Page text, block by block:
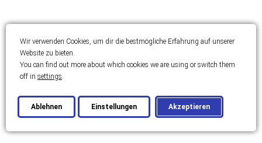
Wir verwenden Cookies, um dir die bestmögliche Erfahrung auf unserer
Website zu bieten.
You can find out more about which cookies we are using or switch them
off in settings.
Akzeptieren
Ablehnen Einstellungen